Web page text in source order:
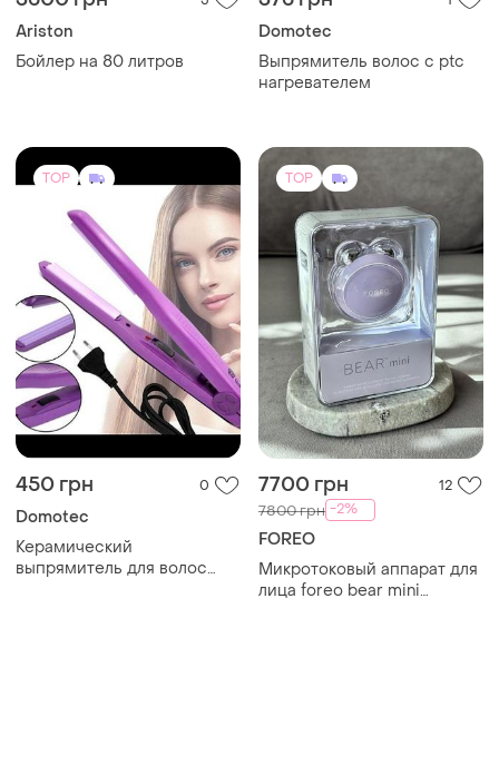
Ariston
Бойлер на 80 литров
Domotec
Выпрямитель волос с ptc
нагревателем
TOP
450 грн 0
Domotec
Керамический
выпрямитель для волос
TOP
7700 грн 12
7800 грн -2%
FOREO
Микротоковый аппарат для
лица foreo bear mini